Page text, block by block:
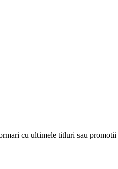
cu ultimele titluri sau promotii